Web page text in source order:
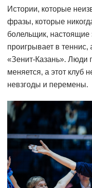
Истории, которые
фразы, которые
болельщик, настоящие
проигрывает в теннис,
«Зенит-Казань». Люди
меняется, а этот клуб
невзгоды и перемены.